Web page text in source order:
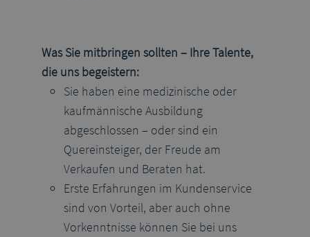
Was Sie mitbringen sollten – Ihre Talente,
die uns begeistern:
Sie haben eine medizinische oder
kaufmännische Ausbildung
abgeschlossen – oder sind ein
Quereinsteiger, der Freude am
Verkaufen und Beraten hat.
Erste Erfahrungen im Kundenservice
sind von Vorteil, aber auch ohne
Vorkenntnisse können Sie bei uns